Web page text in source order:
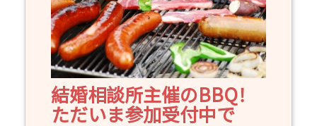
結婚相談所主催のBBQ！
ただいま参加受付中で